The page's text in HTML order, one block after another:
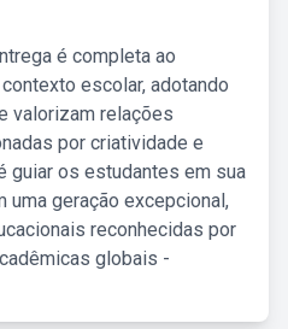
é completa ao
escolar, adotando
valorizam relações
por criatividade e
guiar os estudantes em sua
uma geração excepcional,
reconhecidas por
globais -